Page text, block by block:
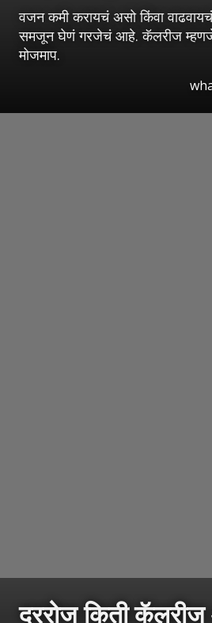
वजन कमी करायचं असो किंवा
समजून घेणं गरजेचं आहे. कॅलरीज म्हणजे
मोजमाप.
दररोज किती